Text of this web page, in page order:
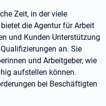
Zeit, in der viele
die Agentur für Arbeit
und Kunden Unterstützung
an. Sie
und Arbeitgeber, wie
aufstellen können.
bei Beschäftigten